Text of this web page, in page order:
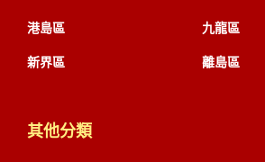
港島區 九龍區
新界區 離島區
其他分類